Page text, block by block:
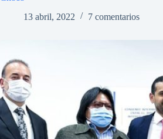
13 abril, 2022
7 comentarios